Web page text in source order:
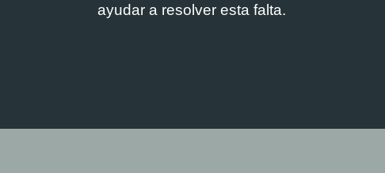
ayudar a resolver esta falta.